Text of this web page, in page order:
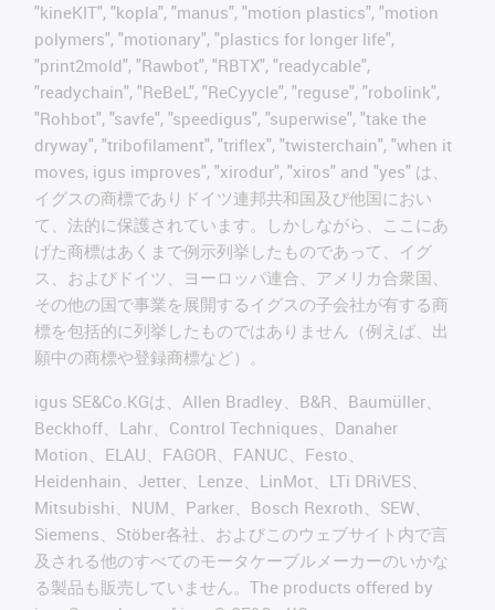
"kineKIT", "kopla", "manus", "motion plastics", "motion
polymers", "motionary", "plastics for longer life",
"print2mold", "Rawbot", "RBTX", "readycable",
"readychain", "ReBeL", "ReCyycle", "reguse", "robolink",
"Rohbot", "savfe", "speedigus", "superwise", "take the
dryway", "tribofilament", "triflex", "twisterchain", "when it
moves, igus improves", "xirodur", "xiros" and "yes" は、
イグスの商標でありドイツ連邦共和国及び他国におい
て、法的に保護されています。しかしながら、ここにあ
げた商標はあくまで例示列挙したものであって、イグ
ス、およびドイツ、ヨーロッパ連合、アメリカ合衆国、
その他の国で事業を展開するイグスの子会社が有する商
標を包括的に列挙したものではありません（例えば、出
願中の商標や登録商標など）。
igus SE&Co.KGは、Allen Bradley、B&R、Baumüller、
Beckhoff、Lahr、Control Techniques、Danaher
Motion、ELAU、FAGOR、FANUC、Festo、
Heidenhain、Jetter、Lenze、LinMot、LTi DRiVES、
Mitsubishi、NUM、Parker、Bosch Rexroth、SEW、
Siemens、Stöber各社、およびこのウェブサイト内で言
及される他のすべてのモータケーブルメーカーのいかな
る製品も販売していません。The products offered by